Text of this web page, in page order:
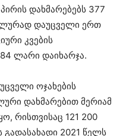
დახმარებებს 377
დაუცველი ერთ
კვების
ლარი დაიხარჯა.
ოჯახების
დახმარებით მერიამ
რისთვისაც 121 200
გადასახადი 2021 წელს